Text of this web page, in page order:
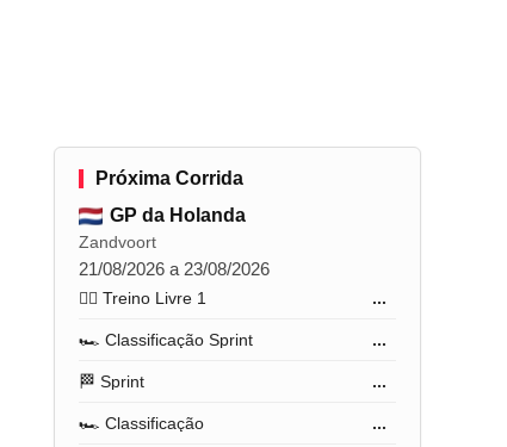
Próxima Corrida
GP da Holanda
Zandvoort
21/08/2026 a 23/08/2026
🏋️‍♂️ Treino Livre 1 ...
🏎️ Classificação Sprint ...
🏁 Sprint ...
🏎️ Classificação ...